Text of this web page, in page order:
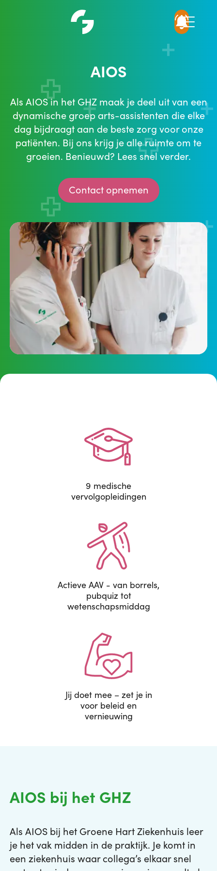
AIOS
Als AIOS in het GHZ maak je deel uit van een
dynamische groep arts-assistenten die elke
dag bijdraagt aan de beste zorg voor onze
patiënten. Bij ons krijg je alle ruimte om te
groeien. Benieuwd? Lees snel verder.
Contact opnemen
9 medische
vervolgopleidingen
Actieve AAV - van borrels,
pubquiz tot
wetenschapsmiddag
Jij doet mee – zet je in
voor beleid en
vernieuwing
AIOS bij het GHZ
Als AIOS bij het Groene Hart Ziekenhuis leer
je het vak midden in de praktijk. Je komt in
een ziekenhuis waar collega’s elkaar snel